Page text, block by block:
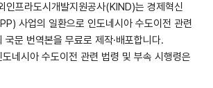
인프라도시개발지원공사(KIND)는 경제혁신
사업의 일환으로 인도네시아 수도이전 관련
국문 번역본을 무료로 제작·배포합니다.
도네시아 수도이전 관련 법령 및 부속 시행령은